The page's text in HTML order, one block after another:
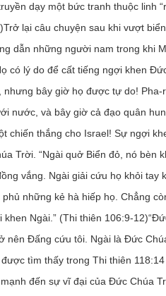
dạy một bức tranh thuộc linh
lại câu chuyện sau khi vượt biển
dẫn những người nam trong khi
có lý do để cất tiếng ngợi khen
nhưng bây giờ họ được tự do! Pha-
nước, và bây giờ cả đạo quân
chiến thắng cho Israel! Sự ngợi
Trời. “Ngài quở Biển đỏ, nó bèn
vắng. Ngài giải cứu họ khỏi tay
những kẻ hà hiếp họ. Chẳng
Ngài.” (Thi thiên 106:9-
nên Đấng cứu tôi. Ngài là Đức
tìm thấy trong Thi thiên 118:14
đến sự vĩ đại của Đức Chúa